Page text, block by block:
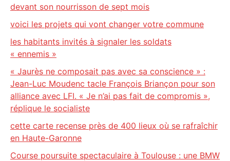
devant son nourrisson de sept mois
voici les projets qui vont changer votre commune
les habitants invités à signaler les soldats
« ennemis »
« Jaurès ne composait pas avec sa conscience » :
Jean-Luc Moudenc tacle François Briançon pour son
alliance avec LFI. « Je n’ai pas fait de compromis »,
réplique le socialiste
cette carte recense près de 400 lieux où se rafraîchir
en Haute-Garonne
Course poursuite spectaculaire à Toulouse : une BMW